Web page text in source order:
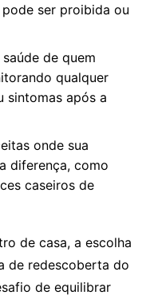
ser proibida ou
de quem
qualquer
sintomas após a
onde sua
diferença, como
caseiros de
de casa, a escolha
de redescoberta do
de equilibrar